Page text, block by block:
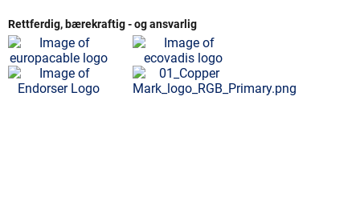
Rettferdig, bærekraftig - og ansvarlig